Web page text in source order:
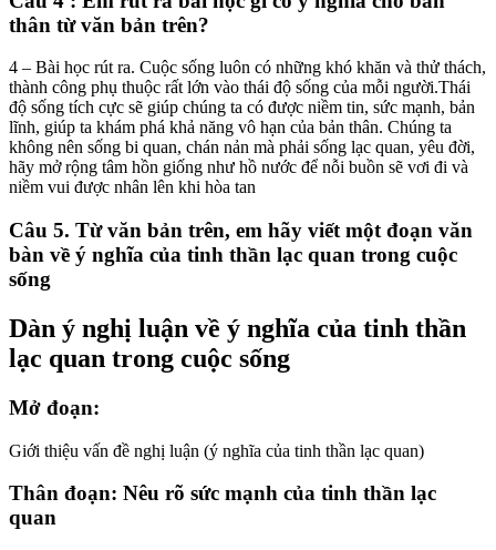
thân từ văn bản trên?
4 – Bài học rút ra. Cuộc sống luôn có những khó khăn và thử thách,
thành công phụ thuộc rất lớn vào thái độ sống của mỗi người.Thái
độ sống tích cực sẽ giúp chúng ta có được niềm tin, sức mạnh, bản
lĩnh, giúp ta khám phá khả năng vô hạn của bản thân. Chúng ta
không nên sống bi quan, chán nản mà phải sống lạc quan, yêu đời,
hãy mở rộng tâm hồn giống như hồ nước để nỗi buồn sẽ vơi đi và
niềm vui được nhân lên khi hòa tan
Câu 5. Từ văn bản trên, em hãy viết một đoạn văn
bàn về ý nghĩa của tinh thần lạc quan trong cuộc
sống
Dàn ý nghị luận về ý nghĩa của tinh thần
lạc quan trong cuộc sống
Mở đoạn:
Giới thiệu vấn đề nghị luận (ý nghĩa của tinh thần lạc quan)
Thân đoạn: Nêu rõ sức mạnh của tinh thần lạc
quan